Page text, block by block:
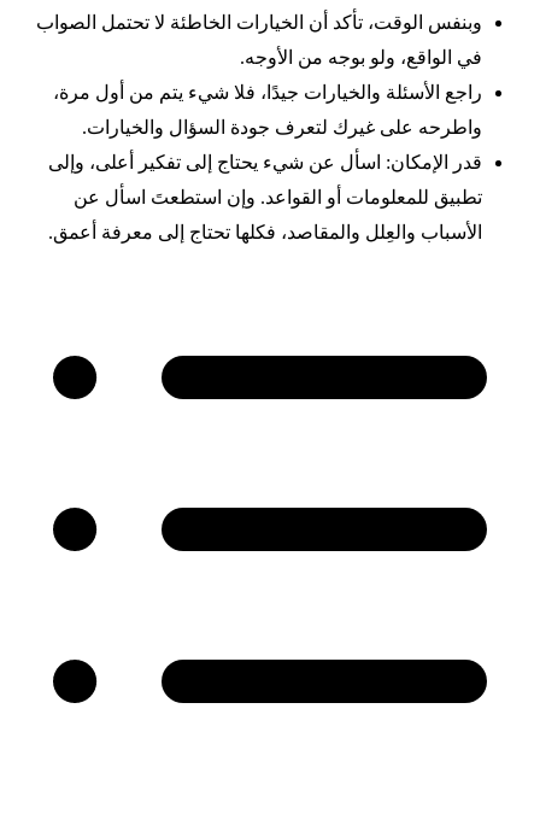
وبنفس الوقت، تأكد أن الخيارات الخاطئة لا تحتمل الصواب
في الواقع، ولو بوجه من الأوجه.
راجع الأسئلة والخيارات جيدًا، فلا شيء يتم من أول مرة،
واطرحه على غيرك لتعرف جودة السؤال والخيارات.
قدر الإمكان: اسأل عن شيء يحتاج إلى تفكير أعلى، وإلى
تطبيق للمعلومات أو القواعد. وإن استطعتَ اسأل عن
الأسباب والعِلل والمقاصد، فكلها تحتاج إلى معرفة أعمق.